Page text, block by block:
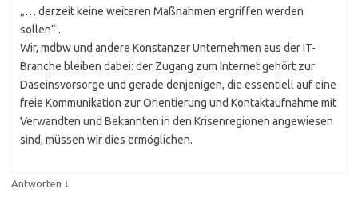
„… derzeit keine weiteren Maßnahmen ergriffen werden
sollen“ .
Wir, mdbw und andere Konstanzer Unternehmen aus der IT-
Branche bleiben dabei: der Zugang zum Internet gehört zur
Daseinsvorsorge und gerade denjenigen, die essentiell auf eine
freie Kommunikation zur Orientierung und Kontaktaufnahme mit
Verwandten und Bekannten in den Krisenregionen angewiesen
sind, müssen wir dies ermöglichen.
Antworten ↓